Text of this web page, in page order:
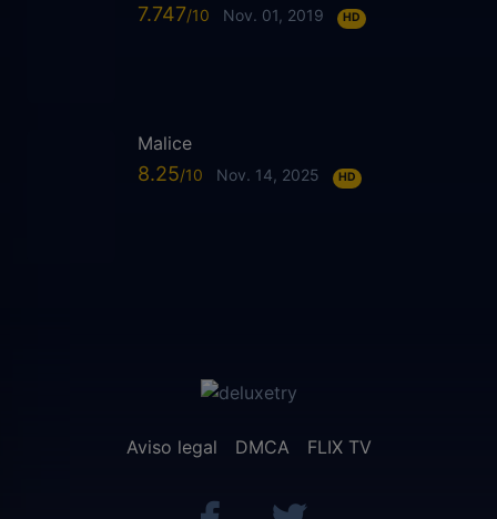
7.747 Nov. 01, 2019 HD
Malice
8.25 Nov. 14, 2025 HD
Aviso legal DMCA FLIX TV